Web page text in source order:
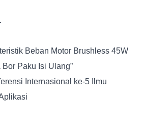
Beban Motor Brushless 45W
Paku Isi Ulang”
Internasional ke-5 Ilmu